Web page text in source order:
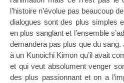
l’histoire n’évolue pas beaucoup
dialogues sont des plus simples
en plus sanglant et l’ensemble
demandera pas plus que du
à un Kunoichi Kimon qu’il avait
et qui veut absolument venger
des plus passionnant et on a